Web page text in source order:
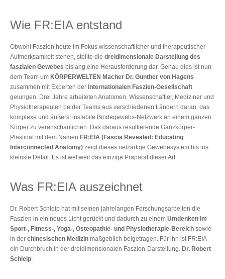
Wie FR:EIA entstand
Obwohl Faszien heute im Fokus wissenschaftlicher und therapeutischer
Aufmerksamkeit stehen, stellte diedreidimensionale Darstellung des
faszialen Gewebes bislang eine Herausforderung dar. Genau dies ist nun
dem Team um KÖRPERWELTEN Macher Dr. Gunther von Hagens
zusammen mit Experten der Internationalen Faszien-Gesellschaft
gelungen. Drei Jahre arbeiteten Anatomen, Wissenschaftler, Mediziner und
Physiotherapeuten beider Teams aus verschiedenen Ländern daran, das
komplexe und äußerst instabile Bindegewebs-Netzwerk an einem ganzen
Körper zu veranschaulichen. Das daraus resultierende Ganzkörper-
Plastinat mit dem Namen FR:EIA (Fascia Revealed: Educating
Interconnected Anatomy) zeigt dieses netzartige Gewebesystem bis ins
kleinste Detail. Es ist weltweit das einzige Präparat dieser Art.
Was FR:EIA auszeichnet
Dr. Robert Schleip hat mit seinen jahrelangen Forschungsarbeiten die
Faszien in ein neues Licht gerückt und dadurch zu einemUmdenken im
Sport-, Fitness-, Yoga-, Osteopathie- und Physiotherapie-Bereich sowie
in derchinesischen Medizin maßgeblich beigetragen. Für ihn ist FR:EIA
ein Durchbruch in der dreidimensionalen Faszien-Darstellung. Dr. Robert
Schleip: